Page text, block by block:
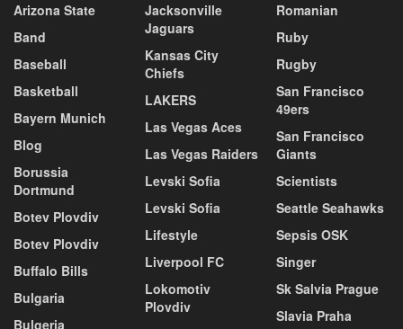
Arizona State
Band
Baseball
Basketball
Bayern Munich
Blog
Borussia
Dortmund
Botev Plovdiv
Botev Plovdiv
Buffalo Bills
Bulgaria
Bulgeria
Jacksonville
Jaguars
Kansas City
Chiefs
LAKERS
Las Vegas Aces
Las Vegas Raiders
Levski Sofia
Levski Sofia
Lifestyle
Liverpool FC
Lokomotiv
Plovdiv
Romanian
Ruby
Rugby
San Francisco
49ers
San Francisco
Giants
Scientists
Seattle Seahawks
Sepsis OSK
Singer
Sk Salvia Prague
Slavia Praha